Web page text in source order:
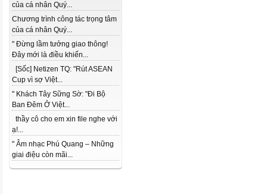
của cá nhân Quý...
Chương trình công tác trọng tâm
của cá nhân Quý...
" Đừng lầm tưởng giao thông!
Đây mới là điều khiến...
[Sốc] Netizen TQ: "Rút ASEAN
Cup vì sợ Việt...
" Khách Tây Sững Sờ: "Đi Bộ
Ban Đêm Ở Việt...
thầy cô cho em xin file nghe với
ạ!...
" Âm nhạc Phú Quang – Những
giai điệu còn mãi...